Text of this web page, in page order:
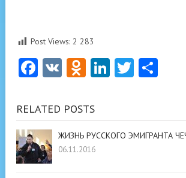
Post Views: 2 283
Facebook
VK LinkedIn
Twitter
RELATED POSTS
ЖИЗНЬ РУССКОГО ЭМИГРАНТА
06.11.2016